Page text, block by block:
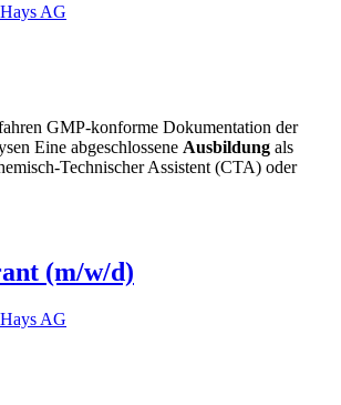
AG
GMP-konforme Dokumentation der
Eine abgeschlossene Ausbildung als
Technischer Assistent (CTA) oder
(m/w/d)
AG